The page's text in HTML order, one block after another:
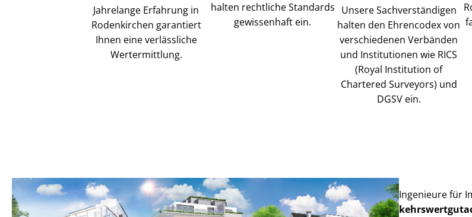
Jahrelange Erfahrung in
Rodenkirchen garantiert
Ihnen eine verlässliche
Wertermittlung.
halten rechtliche Standards
gewissenhaft ein.
Unsere Sach­ver­stän­di­gen
halten den Ehrencodex von
verschiedenen Verbänden
und Institutionen wie RICS
(Royal Institution of
Chartered Surveyors) und
DGSV ein.
Ingenieure für